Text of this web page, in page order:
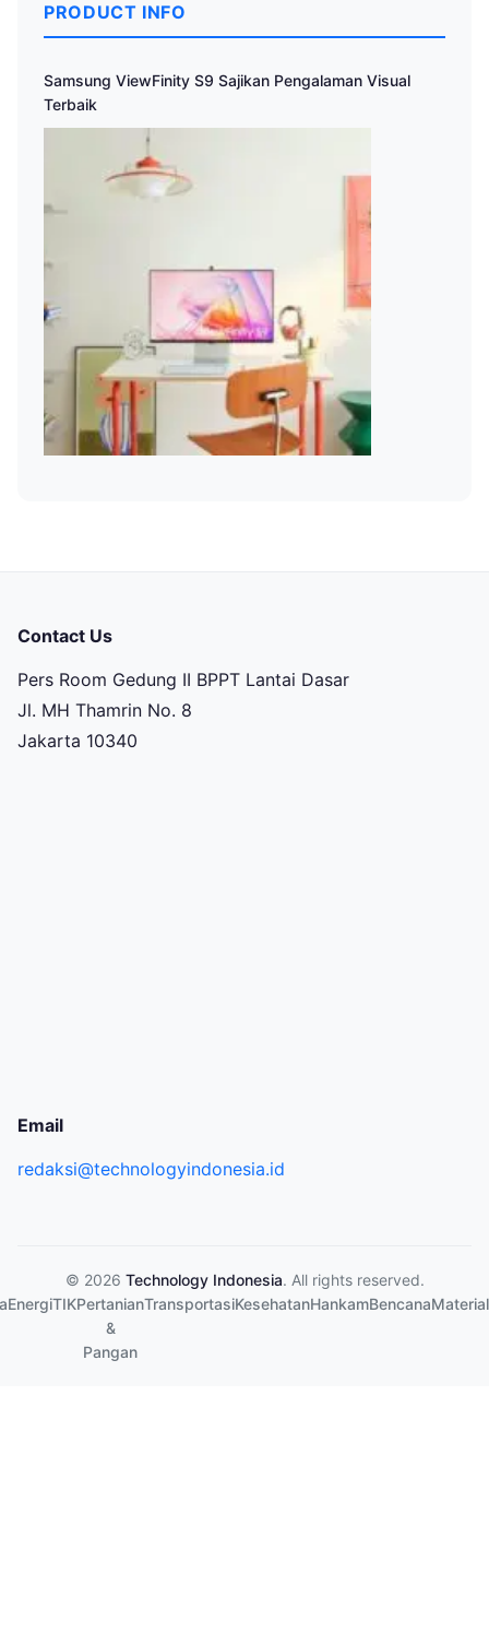
PRODUCT INFO
Samsung ViewFinity S9 Sajikan Pengalaman Visual
Terbaik
Contact Us
Pers Room Gedung II BPPT Lantai Dasar
Jl. MH Thamrin No. 8
Jakarta 10340
Email
redaksi@technologyindonesia.id
© 2026 Technology Indonesia. All rights reserved.
EnergiTIKPertanian
&
Pangan
TransportasiKesehatanHankamBencanaMaterial